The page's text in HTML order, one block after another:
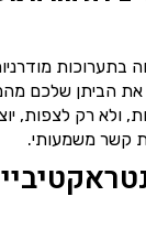
מודרניות
הביתן שלכם
ולא רק לצפות,
קשר משמעותי.